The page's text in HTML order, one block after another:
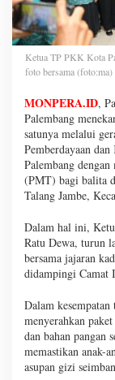
Ketua TP PKK Kota
foto bersama (foto:ma)
MONPERA.ID,
Palembang
satunya melalui
Pemberdayaan
Palembang
(PMT) bagi balita
Talang Jambe,
Dalam hal ini,
Ratu Dewa, turun
bersama jajaran
didampingi Camat
Dalam
menyerahkan
dan bahan pangan
memastikan anak-
asupan gizi